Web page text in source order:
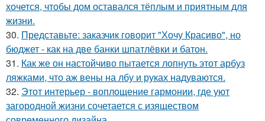
хочется, чтобы дом оставался тёплым и приятным для
жизни.
30. Представьте: заказчик говорит "Хочу Красиво", но
бюджет - как на две банки шпатлёвки и батон.
31. Как же он настойчиво пытается лопнуть этот арбуз
ляжками, что аж вены на лбу и руках надуваются.
32. Этот интерьер - воплощение гармонии, где уют
загородной жизни сочетается с изяществом